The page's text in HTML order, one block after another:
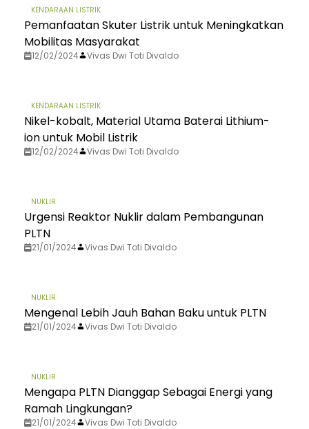
KENDARAAN LISTRIK
Pemanfaatan Skuter Listrik untuk Meningkatkan
Mobilitas Masyarakat
12/02/2024 Vivas Dwi Toti Divaldo
KENDARAAN LISTRIK
Nikel-kobalt, Material Utama Baterai Lithium-
ion untuk Mobil Listrik
12/02/2024 Vivas Dwi Toti Divaldo
NUKLIR
Urgensi Reaktor Nuklir dalam Pembangunan
PLTN
21/01/2024 Vivas Dwi Toti Divaldo
NUKLIR
Mengenal Lebih Jauh Bahan Baku untuk PLTN
21/01/2024 Vivas Dwi Toti Divaldo
NUKLIR
Mengapa PLTN Dianggap Sebagai Energi yang
Ramah Lingkungan?
21/01/2024 Vivas Dwi Toti Divaldo